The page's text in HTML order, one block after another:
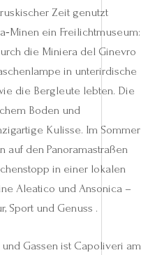
Zeit genutzt
ein Freilichtmuseum:
die Miniera del Ginevro
in unterirdische
die Bergleute lebten. Die
Boden und
Kulisse. Im Sommer
auf den Panoramastraßen
in einer lokalen
Aleatico und Ansonica –
Sport und Genuss .
Gassen ist Capoliveri am